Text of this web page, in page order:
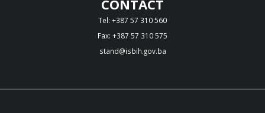
CONTACT
Tel: +387 57 310 560
Fax: +387 57 310 575
stand@isbih.gov.ba